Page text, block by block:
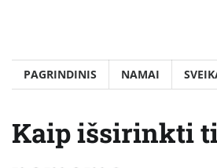
PAGRINDINIS NAMAI
Kaip išsirinkti